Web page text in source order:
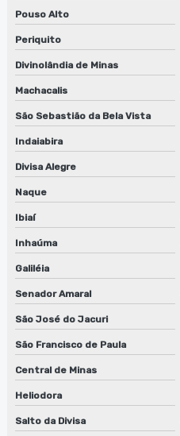
Pouso Alto
Periquito
Divinolândia de Minas
Machacalis
São Sebastião da Bela Vista
Indaiabira
Divisa Alegre
Naque
Ibiaí
Inhaúma
Galiléia
Senador Amaral
São José do Jacuri
São Francisco de Paula
Central de Minas
Heliodora
Salto da Divisa